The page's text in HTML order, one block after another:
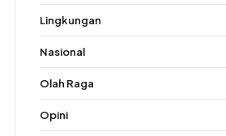
Lingkungan
Nasional
Olah Raga
Opini